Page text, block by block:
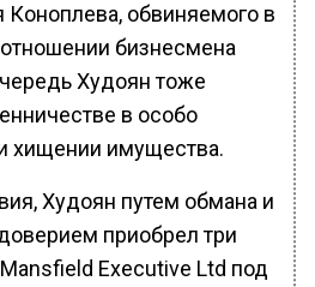
Коноплева, обвиняемого в
бизнесмена
Худоян тоже
в особо
хищении имущества.
Худоян путем обмана и
приобрел три
Executive Ltd под